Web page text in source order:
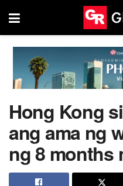
Hong Kong
ang ama ng
ng 8 months